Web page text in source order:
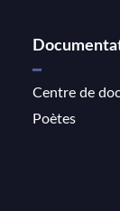
Centre de doc
Poètes